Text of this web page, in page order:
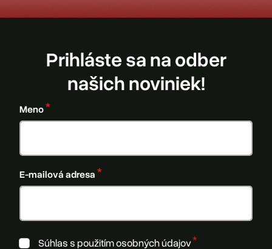
Prihláste sa na odber
našich noviniek!
Meno
E-mailová adresa
Súhlas s použitím osobných údajov